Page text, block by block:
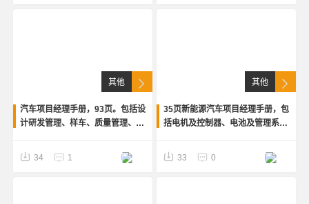
其他
汽车项目经理手册，93页。包括设
计研发管理、样车、质量管理、成
34 1
其他
35页新能源汽车项目经理手册，包
括电机及控制器、电池及管理系
33 0